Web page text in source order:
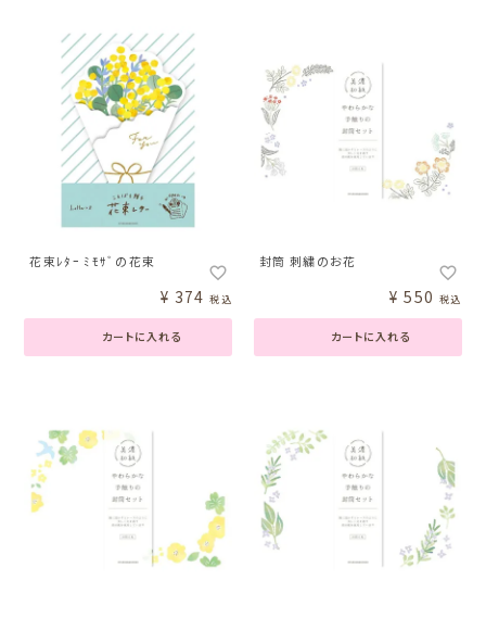
花束ﾚﾀｰ ﾐﾓｻﾞの花束
カートに入れる
¥ 374 税込
封筒 刺繍のお花
カートに入れる
¥ 550 税込